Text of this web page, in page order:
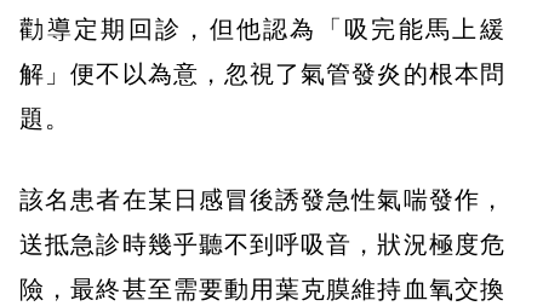
勸導定期回診，但他認為「吸完能馬上緩
解」便不以為意，忽視了氣管發炎的根本問
題。
該名患者在某日感冒後誘發急性氣喘發作，
送抵急診時幾乎聽不到呼吸音，狀況極度危
險，最終甚至需要動用葉克膜維持血氧交換